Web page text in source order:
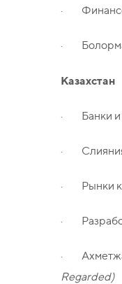
·
·
Казахстан
· Банки и
· Слияния
· Рынки
·
·
Regarded)